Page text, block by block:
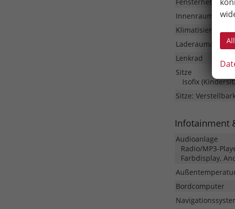
Innenraumfilter
Klimatisierung
Lenkrad
Sitze
Isofix
Sitze:
Infotainment
Audioanlage
Radio/MP3-
Farbdisplay,
Bordcomputer